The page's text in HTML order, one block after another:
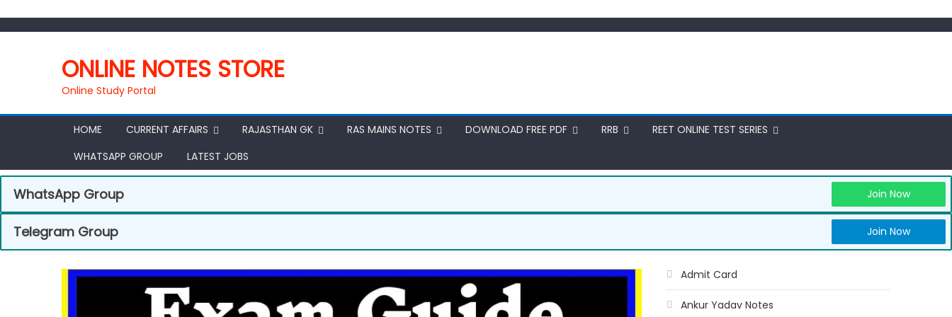
ONLINE NOTES STORE
Online Study Portal
HOME CURRENT AFFAIRS RAJASTHAN GK RAS MAINS NOTES DOWNLOAD FREE PDF RRB
REET ONLINE TEST SERIES
WHATSAPP GROUP
LATEST JOBS
WhatsApp Group Join Now
Telegram Group Join Now
Admit Card
Ankur Yadav Notes